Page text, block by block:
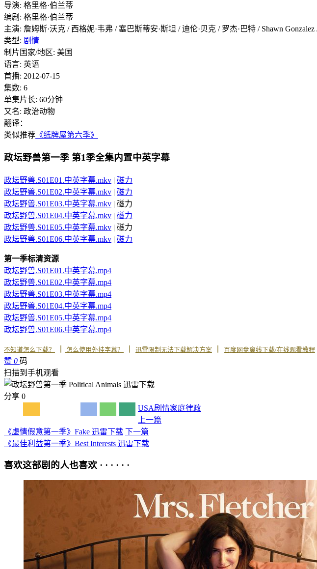
导演: 格里格·伯兰蒂
编剧 : 格里格·伯兰蒂
主演: 詹姆斯·沃克 / 西格妮·韦弗 / 塞巴斯蒂安·斯坦 / 迪伦·贝克 / 罗杰·巴特 / Shawn
类型: 剧情
制片国家/地区: 美国
语言: 英语
首播: 2012-07-15
集数: 6
单集片长: 60分钟
又名: 政治动物
翻译：
类似推荐 《纸牌屋第六季》
政坛野兽第一季 第1季全集内置中英字幕
政坛野兽.S01E01.中英字幕.mkv | 磁力
政坛野兽.S01E02.中英字幕.mkv | 磁力
政坛野兽.S01E03.中英字幕.mkv | 磁力
政坛野兽.S01E04.中英字幕.mkv | 磁力
政坛野兽.S01E05.中英字幕.mkv | 磁力
政坛野兽.S01E06.中英字幕.mkv | 磁力
第一季标清资源
政坛野兽.S01E01.中英字幕.mp4
政坛野兽.S01E02.中英字幕.mp4
政坛野兽.S01E03.中英字幕.mp4
政坛野兽.S01E04.中英字幕.mp4
政坛野兽.S01E05.中英字幕.mp4
政坛野兽.S01E06.中英字幕.mp4
不知道怎么下载？ 怎么使用外挂字幕？ 迅雷限制无法下载解决方案 百度网盘离线下载/在线观看教程
赞 0 码
扫描到手机观看
分享 0
USA剧情家庭律政
上一篇
《虚情假意第一季》Fake 迅雷下载 下一篇
《最佳利益第一季》Best Interests 迅雷下载
喜欢这部剧的人也喜欢 · · · · · ·